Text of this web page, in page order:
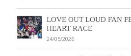
LOVE OUT LOUD FAN
HEART RACE
24/05/2026